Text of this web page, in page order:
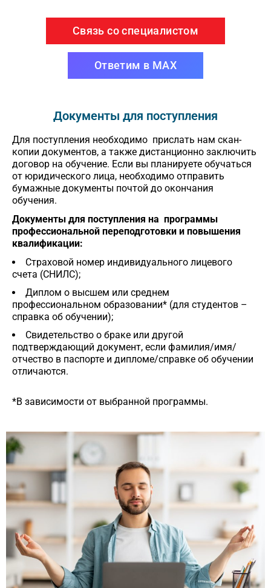
Связь со специалистом
Ответим в MAX
Документы для поступления
Для поступления необходимо прислать нам скан-
копии документов, а также дистанционно заключить
договор на обучение. Если вы планируете обучаться
от юридического лица, необходимо отправить
бумажные документы почтой до окончания
обучения.
Документы для поступления на программы
профессиональной переподготовки и повышения
квалификации:
Страховой номер индивидуального лицевого
счета (СНИЛС);
Диплом о высшем или среднем
профессиональном образовании* (для студентов –
справка об обучении);
Свидетельство о браке или другой
подтверждающий документ, если фамилия/имя/
отчество в паспорте и дипломе/справке об обучении
отличаются.
*В зависимости от выбранной программы.